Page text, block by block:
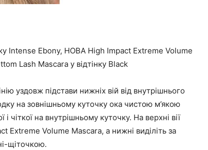
Intense Ebony, НОВА High Impact Extreme Volume
Lash Mascara у відтінку Black
уздовж підстави нижніх вій від внутрішнього
на зовнішньому куточку ока чистою м’якою
чіткої на внутрішньому куточку. На верхні вії
Extreme Volume Mascara, а нижні виділіть за
щіточкою.